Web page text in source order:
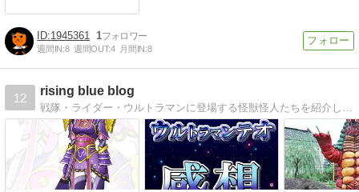
1945361 1
週間IN:8 週間OUT:4 月間IN:8
12
rising blue blog